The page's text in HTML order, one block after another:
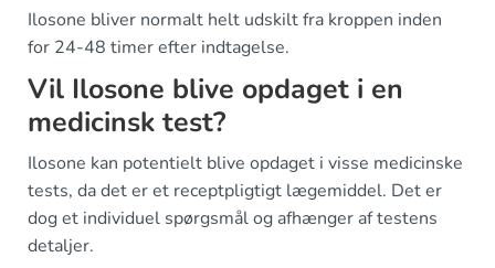
Ilosone bliver normalt helt udskilt fra kroppen inden
for 24-48 timer efter indtagelse.
Vil Ilosone blive opdaget i en
medicinsk test?
Ilosone kan potentielt blive opdaget i visse medicinske
tests, da det er et receptpligtigt lægemiddel. Det er
dog et individuel spørgsmål og afhænger af testens
detaljer.